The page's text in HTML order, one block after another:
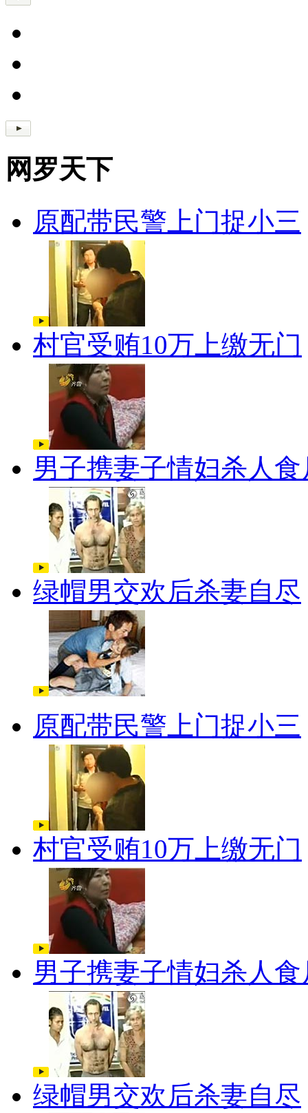
网罗天下
原配带民警上门捉小三
村官受贿10万上缴无门
男子携妻子情妇杀人食
绿帽男交欢后杀妻自尽
原配带民警上门捉小三
村官受贿10万上缴无门
男子携妻子情妇杀人食
绿帽男交欢后杀妻自尽